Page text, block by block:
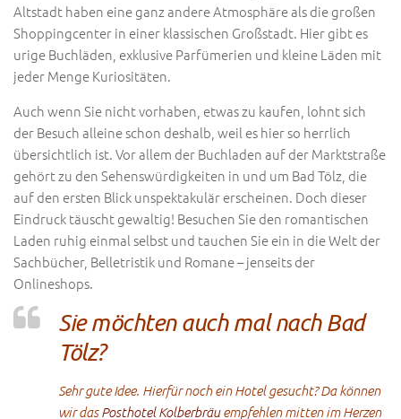
Altstadt haben eine ganz andere Atmosphäre als die großen
Shoppingcenter in einer klassischen Großstadt. Hier gibt es
urige Buchläden, exklusive Parfümerien und kleine Läden mit
jeder Menge Kuriositäten.
Auch wenn Sie nicht vorhaben, etwas zu kaufen, lohnt sich
der Besuch alleine schon deshalb, weil es hier so herrlich
übersichtlich ist. Vor allem der Buchladen auf der Marktstraße
gehört zu den Sehenswürdigkeiten in und um Bad Tölz, die
auf den ersten Blick unspektakulär erscheinen. Doch dieser
Eindruck täuscht gewaltig! Besuchen Sie den romantischen
Laden ruhig einmal selbst und tauchen Sie ein in die Welt der
Sachbücher, Belletristik und Romane – jenseits der
Onlineshops.
Sie möchten auch mal nach Bad
Tölz?
Sehr gute Idee. Hierfür noch ein Hotel gesucht? Da können
wir dasPosthotel Kolberbräuempfehlen mitten im Herzen